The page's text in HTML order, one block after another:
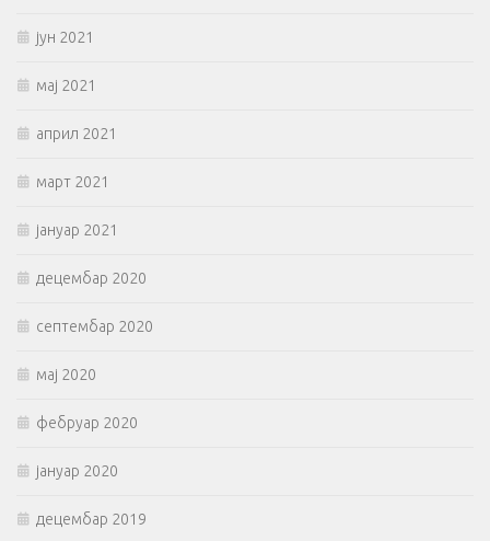
јун 2021
мај 2021
април 2021
март 2021
јануар 2021
децембар 2020
септембар 2020
мај 2020
фебруар 2020
јануар 2020
децембар 2019